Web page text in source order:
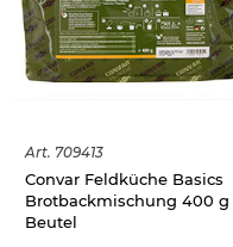
Art. 709413
Convar Feldküche Basics
Brotbackmischung 400 g
Beutel